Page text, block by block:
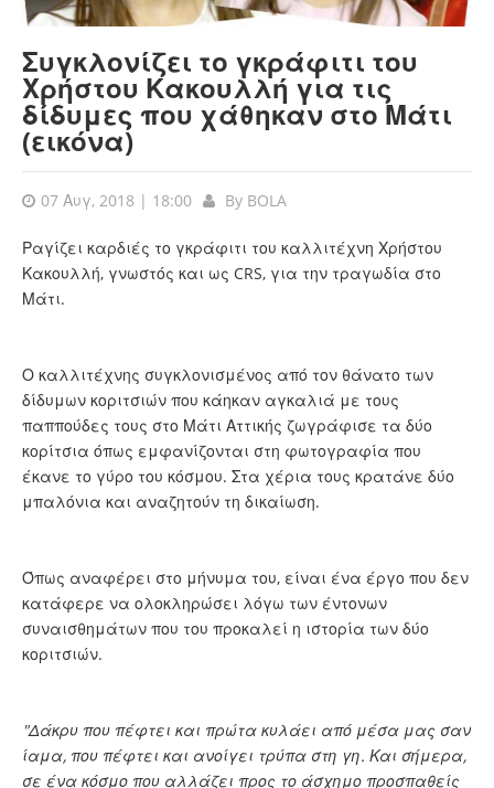
Συγκλονίζει το γκράφιτι του
Χρήστου Κακουλλή για τις
δίδυμες που χάθηκαν στο Μάτι
(εικόνα)
07 Αυγ, 2018 | 18:00 By BOLA
Ραγίζει καρδιές το γκράφιτι του καλλιτέχνη Χρήστου
Κακουλλή, γνωστός και ως CRS, για την τραγωδία στο
Μάτι.
Ο καλλιτέχνης συγκλονισμένος από τον θάνατο των
δίδυμων κοριτσιών που κάηκαν αγκαλιά με τους
παππούδες τους στο Μάτι Αττικής ζωγράφισε τα δύο
κορίτσια όπως εμφανίζονται στη φωτογραφία που
έκανε το γύρο του κόσμου. Στα χέρια τους κρατάνε δύο
μπαλόνια και αναζητούν τη δικαίωση.
Όπως αναφέρει στο μήνυμα του, είναι ένα έργο που δεν
κατάφερε να ολοκληρώσει λόγω των έντονων
συναισθημάτων που του προκαλεί η ιστορία των δύο
κοριτσιών.
"Δάκρυ που πέφτει και πρώτα κυλάει από μέσα μας σαν
ίαμα, που πέφτει και ανοίγει τρύπα στη γη. Και σήμερα,
σε ένα κόσμο που αλλάζει προς το άσχημο προσπαθείς